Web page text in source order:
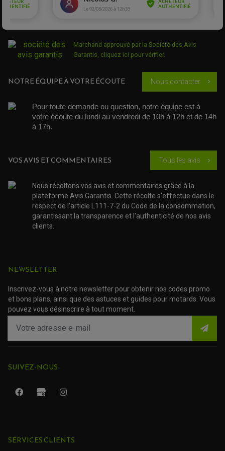
PIPE D'ADMISSION
PNEUMATIQUE
CHAMBRE A AIR
PATINS DE PROTECTION TOP BLOCK
PROTECTION FOURCHE ET BRAS OSCILLANT
PROTECTION SILENCIEUX
PROTECTION LEVIER
TAMPONS ALLOY ULTIMA
ROULEMENT DE ROUE
TRANSMISSION
AMORTISSEUR DE COUPLE
EMBRAYAGE MOTO
KIT CHAÎNE MOTO
NOS MARQUES
ACCESSOIRE SCOOTER GILERA
ACCESSOIRE SCOOTER HONDA
ACCESSOIRE SCOOTER KYMCO
ACCESSOIRE SCOOTER MBK
ACCESSOIRE SCOOTER PEUGEOT
ACCESSOIRE SCOOTER VESPA
ACCESSOIRE SCOOTER YAMAHA
OUTILLAGE ET ACCESSOIRES ATELIER
OUTILLAGE QUAD
KIT ROULEMENT DE BRAS OSCILLANT
POIGNÉE
GUIDON CROSS ET ENDURO
SUSPENSION
JOINT SPY
FOURCHE ET AMORTISSEUR
Marchand approuvé par la Société des Avis
Garantis, cliquez ici pour vérifier.
NOTRE ÉQUIPE À VOTRE ÉCOUTE Nous contacter chevron_right
Pour toute demande ou question, notre équipe est à
votre écoute du lundi au vendredi de 10h à 12h et de 14h
à 17h.
VOS AVIS ET COMMENTAIRES Tous les avis chevron_right
Nous récoltons vos avis et commentaires grâce à la
plateforme Avis Garantis. Cette récolte s'effectue dans le
respect de l'article L111-7-2 du Code de la consommation,
garantissant la transparence et l'authenticité de nos avis
clients.
NEWSLETTER
Inscrivez-vous à notre newsletter pour obtenir nos codes promo
et bons plans, ainsi que des astuces et guides pour motards. Vous
pouvez vous désinscrire à tout moment.
SUIVEZ-NOUS
SERVICES CLIENTS